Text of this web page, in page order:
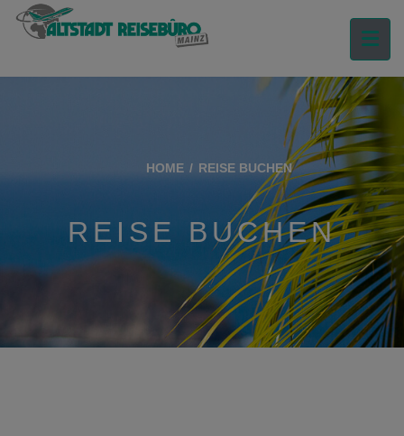
HOME REISE BUCHEN
REISE BUCHEN